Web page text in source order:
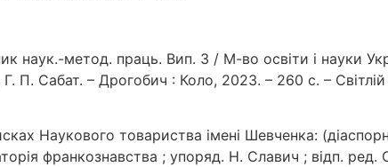
наук.-метод. праць. Вип. 3 / М-во освіти і науки
П. Сабат. – Дрогобич : Коло, 2023. – 260 с. – Світлій
Наукового товариства імені Шевченка:
франкознавства ; упоряд. Н. Славич ; відп.